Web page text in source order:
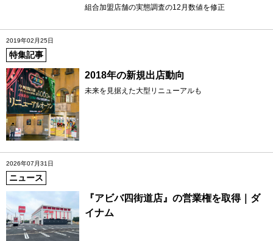
組合加盟店舗の実態調査の12月数値を修正
2019年02月25日
特集記事
2018年の新規出店動向
未来を見据えた大型リニューアルも
2026年07月31日
ニュース
『アビバ四街道店』の営業権を取得｜ダ
イナム